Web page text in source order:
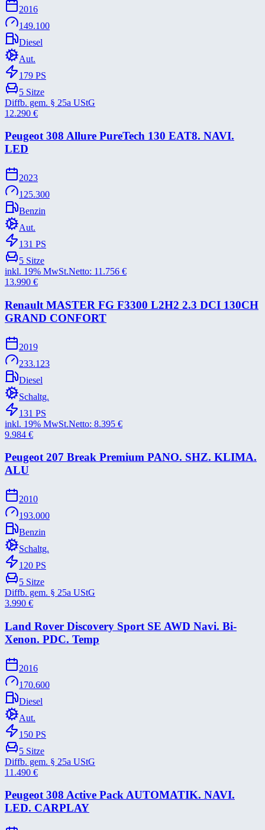
2016
149.100
Diesel
Aut.
179 PS
5 Sitze
Diffb. gem. § 25a UStG
12.290 €
Peugeot 308 Allure PureTech 130 EAT8. NAVI.
LED
2023
125.300
Benzin
Aut.
131 PS
5 Sitze
inkl. 19% MwSt.Netto: 11.756 €
13.990 €
Renault MASTER FG F3300 L2H2 2.3 DCI 130CH
GRAND CONFORT
2019
233.123
Diesel
Schaltg.
131 PS
inkl. 19% MwSt.Netto: 8.395 €
9.984 €
Peugeot 207 Break Premium PANO. SHZ. KLIMA.
ALU
2010
193.000
Benzin
Schaltg.
120 PS
5 Sitze
Diffb. gem. § 25a UStG
3.990 €
Land Rover Discovery Sport SE AWD Navi. Bi-​
Xenon. PDC. Temp
2016
170.600
Diesel
Aut.
150 PS
5 Sitze
Diffb. gem. § 25a UStG
11.490 €
Peugeot 308 Active Pack AUTOMATIK. NAVI.
LED. CARPLAY